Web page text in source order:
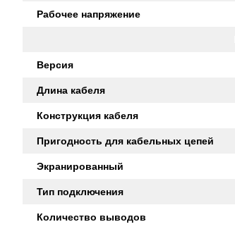
Рабочее напряжение
Версия
Длина кабеля
Конструкция кабеля
Пригодность для кабельных цепей
Экранированный
Тип подключения
Количество выводов